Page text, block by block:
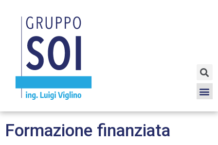
Formazione finanziata